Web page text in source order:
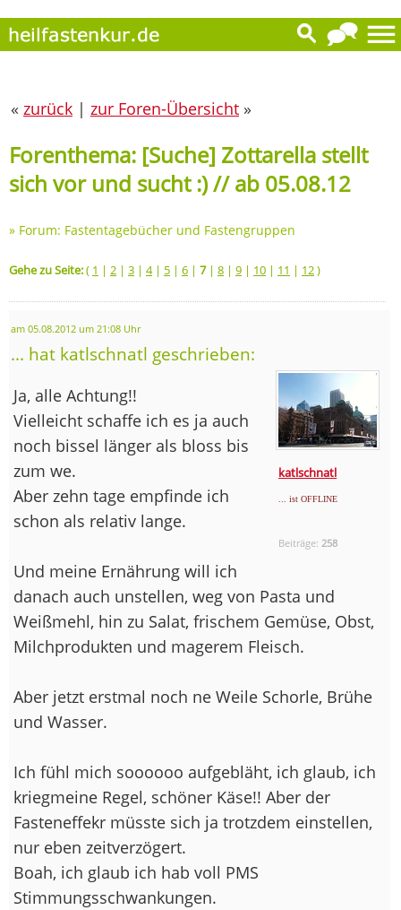
« zurück | zur Foren-Übersicht »
Forenthema: [Suche] Zottarella stellt
sich vor und sucht :) // ab 05.08.12
» Forum: Fastentagebücher und Fastengruppen
Gehe zu Seite:( 1 | 2 | 3 | 4| 5 | 6 | 7| 8 | 9 | 10 | 11 | 12)
am 05.08.2012 um 21:08 Uhr
... hat katlschnatl geschrieben:
katlschnatl
... ist OFFLINE
Beiträge: 258
Ja, alle Achtung!!
Vielleicht schaffe ich es ja auch
noch bissel länger als bloss bis
zum we.
Aber zehn tage empfinde ich
schon als relativ lange.
Und meine Ernährung will ich
danach auch unstellen, weg von Pasta und
Weißmehl, hin zu Salat, frischem Gemüse, Obst,
Milchprodukten und magerem Fleisch.
Aber jetzt erstmal noch ne Weile Schorle, Brühe
und Wasser.
Ich fühl mich soooooo aufgebläht, ich glaub, ich
kriegmeine Regel, schöner Käse!! Aber der
Fasteneffekr müsste sich ja trotzdem einstellen,
nur eben zeitverzögert.
Boah, ich glaub ich hab voll PMS
Stimmungsschwankungen.